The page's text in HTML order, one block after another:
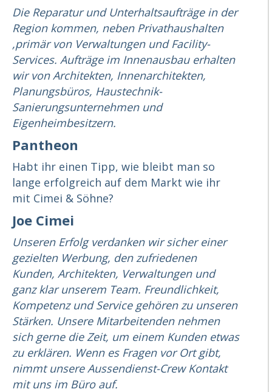
Die Reparatur und Unterhaltsaufträge in der
Region kommen, neben Privathaushalten
,primär von Verwaltungen und Facility-
Services. Aufträge im Innenausbau erhalten
wir von Architekten, Innenarchitekten,
Planungsbüros, Haustechnik-
Sanierungsunternehmen und
Eigenheimbesitzern.
Pantheon
Habt ihr einen Tipp, wie bleibt man so
lange erfolgreich auf dem Markt wie ihr
mit Cimei & Söhne?
Joe Cimei
Unseren Erfolg verdanken wir sicher einer
gezielten Werbung, den zufriedenen
Kunden, Architekten, Verwaltungen und
ganz klar unserem Team. Freundlichkeit,
Kompetenz und Service gehören zu unseren
Stärken. Unsere Mitarbeitenden nehmen
sich gerne die Zeit, um einem Kunden etwas
zu erklären. Wenn es Fragen vor Ort gibt,
nimmt unsere Aussendienst-Crew Kontakt
mit uns im Büro auf.